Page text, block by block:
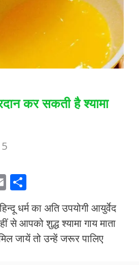
कर सकती है श्यामा
E
ai
l
h
ar
e
धर्म का अति उपयोगी आयुर्वेद
से आपको शुद्ध श्यामा गाय माता
जायें तो उन्हें जरूर पालिए